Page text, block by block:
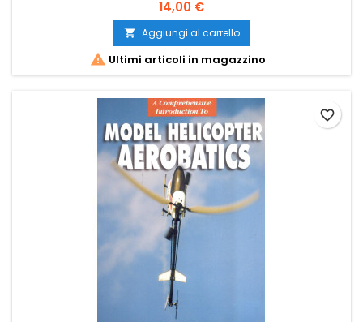
14,00 €
 Aggiungi al carrello
 Ultimi articoli in magazzino
favorite_border